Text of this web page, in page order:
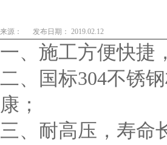
来源： 发布日期： 2019.02.12
一、施工方便快捷
二、国标304不锈
康；
三、耐高压，寿命